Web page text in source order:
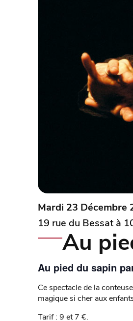
Mardi 23 Décembre
19 rue du Bessat à
Au
Au pied du sapin
Ce spectacle de la
magique si cher aux
Tarif : 9 et 7 €.